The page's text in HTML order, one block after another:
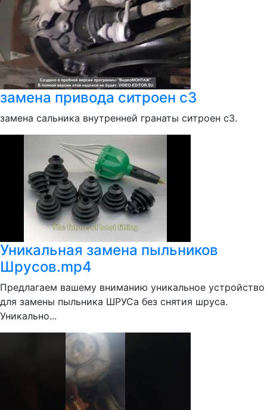
замена привода ситроен с3
замена сальника внутренней гранаты ситроен с3.
Уникальная замена пыльников
Шрусов.mp4
Предлагаем вашему вниманию уникальное устройство
для замены пыльника ШРУСа без снятия шруса.
Уникально...